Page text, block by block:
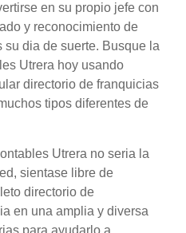
en su propio jefe con
y reconocimiento de
su dia de suerte. Busque la
Utrera hoy usando
directorio de franquicias
tipos diferentes de
Utrera no seria la
sientase libre de
directorio de
en una amplia y diversa